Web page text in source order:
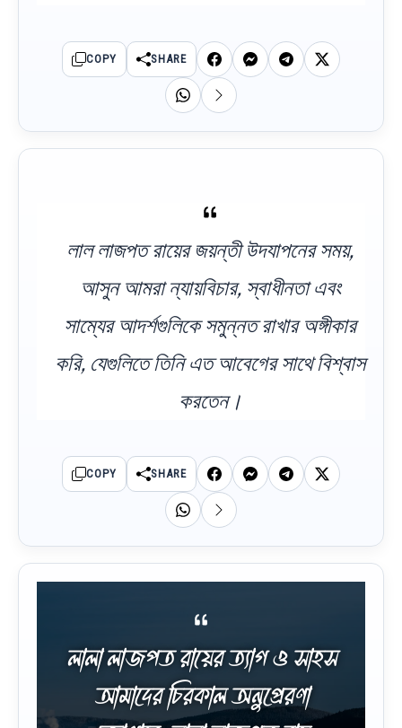
COPY SHARE
লাল লাজপত রায়ের জয়ন্তী উদযাপনের সময়,
আসুন আমরা ন্যায়বিচার, স্বাধীনতা এবং
সাম্যের আদর্শগুলিকে সমুন্নত রাখার অঙ্গীকার
করি, যেগুলিতে তিনি এত আবেগের সাথে বিশ্বাস
করতেন।
COPY SHARE
লালা লাজপত রায়ের ত্যাগ ও সাহস
আমাদের চিরকাল অনুপ্রেরণা